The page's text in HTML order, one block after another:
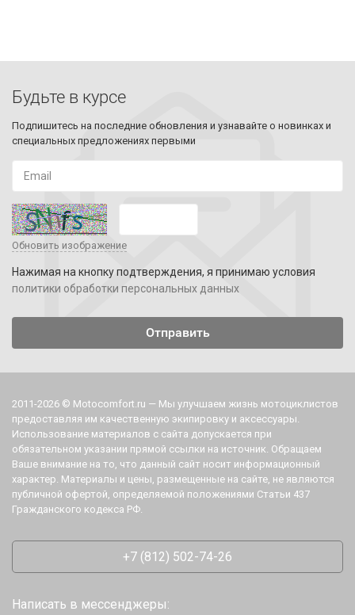
Будьте в курсе
Подпишитесь на последние обновления и узнавайте о новинках и
специальных предложениях первыми
Обновить изображение
Нажимая на кнопку подтверждения, я принимаю условия
политики обработки персональных данных
2011-2026 © Motocomfort.ru — Мы улучшаем жизнь мотоциклистов
предоставляя им качественную экипировку и аксессуары.
Использование материалов с сайта допускается при
обязательном указании прямой ссылки на источник. Обращаем
Ваше внимание на то, что данный сайт носит информационный
характер. Материалы и цены, размещенные на сайте, не являются
публичной офертой, определяемой положениями Статьи 437
Гражданского кодекса РФ.
+7 (812) 502-74-26
Написать в мессенджеры: